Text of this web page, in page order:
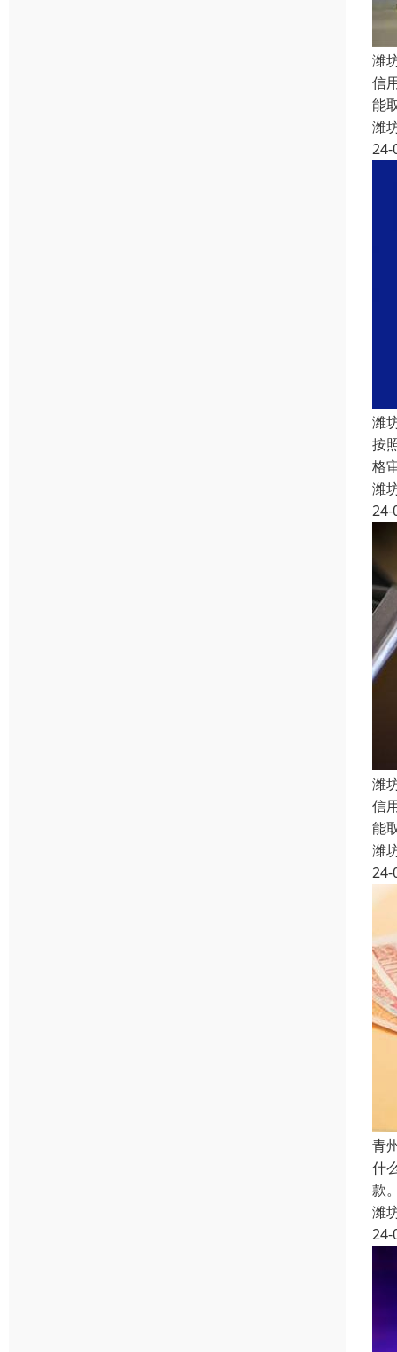
潍
信
能
潍
24-
潍
按
格
潍
24-
潍
信
能
潍
24-
青
什
款
潍
24-